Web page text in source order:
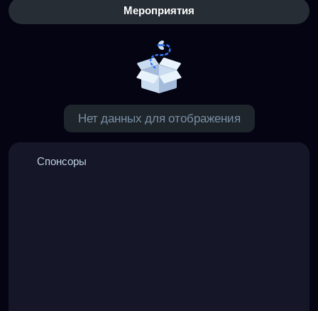
Мероприятия
Нет данных для отображения
Спонсоры